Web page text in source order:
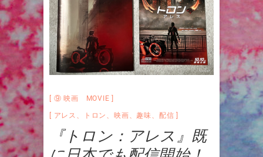
⑨ 映画 MOVIE
アレス 、 トロン 、映画、 趣味、 配信
『トロン：アレス』既